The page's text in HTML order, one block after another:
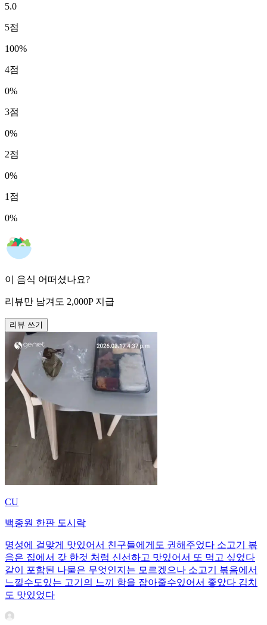
5.0
5점
100%
4점
0%
3점
0%
2점
0%
1 점
0%
이 음식 어떠셨나요?
리뷰만 남겨도 2,000P 지급
리뷰 쓰기
CU
백종원 한판 도시락
명성에 걸맞게 맛있어서 친구들에게도 권해주었다 소고기 볶
음은 집에서 갖 한것 처럼 신선하고 맛있어서 또 먹고 싶었다
같이 포함된 나물은 무엇인지는 모르겠으나 소고기 볶음에서
느낄수도있는 고기의 느끼 함을 잡아줄수있어서 좋았다 김치
도 맛있었다